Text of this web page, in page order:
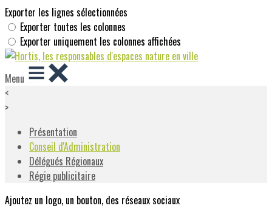
Exporter les lignes sélectionnées
Exporter toutes les colonnes
Exporter uniquement les colonnes affichées
Menu
<
>
Présentation
Conseil d'Administration
Délégués Régionaux
Régie publicitaire
Ajoutez un logo, un bouton, des réseaux sociaux